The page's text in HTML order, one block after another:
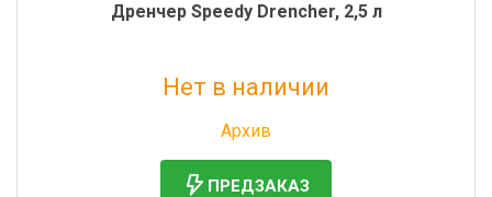
Дренчер Speedy Drencher, 2,5 л
Нет в наличии
Архив
ПРЕДЗАКАЗ